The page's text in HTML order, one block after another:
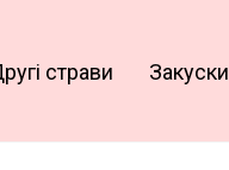
страви Закуски